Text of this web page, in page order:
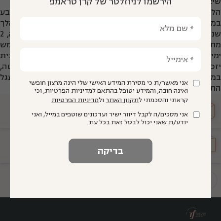
אני מאשר/ת כי מסירת המידע האישי שלי הינה מרצון חופשי
ואינה חובה, והמידע יטופל בהתאם למדיניות הפרטיות, וכי
קראתי והסכמתי לתקנון האתרולמדיניות הפרטיות
אני מסכים/ה לקבל דיוור ישיר ועדכונים שוטפים במייל, ואני
יודע/ת שאני יכול לבטל זאת בכל עת.
הלימודים במסגרת התכנית מתקיימים בימי ששי בבאר שבע
במרכז תמר למצוינות בחינוך ברחוב מורדי הגטאות 106, במהלך
שנת הלימודים תשע"ו בהיקף של 6 שעות שבועיות (2 פיזיקה, 2
מתמטיקה ו-2 אנגלית). בנוסף יתקיימו לימודים מרוכזים (חמש
ימים בשבוע) במשך שלוש שבועות בחופשת הקיץ. בוגרי התכנית
יזכו לליווי מקצועי אקדמי וכלכלי בשלב הכניסה לאוניברסיטה,
במהלך הלימודים ועד לסיומם בהצלחה והשתלבות במעגל
התעסוקה והחברה.
מועצהמייעצת
הגיע זמן